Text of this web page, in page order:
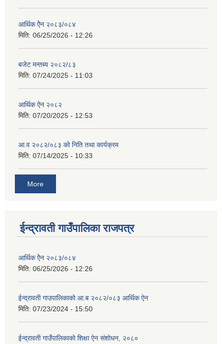
आर्थिक ऐेन २०८३/०८४
मिति: 06/25/2026 - 12:26
बजेट मन्तब्य २०८२/८३
मिति: 07/24/2025 - 11:03
आर्थिक ऐन २०८२
मिति: 07/20/2025 - 12:53
आ.व २०८२/०८३ को निति तथा कार्यक्रम
मिति: 07/14/2025 - 10:33
More
ईन्द्रावती गाउँपालिका राजपत्र
आर्थिक ऐेन २०८३/०८४
मिति: 06/25/2026 - 12:26
ईन्द्रावती गाउपालिकाको आ.ब २०८२/०८३ आर्थिक ऐन
मिति: 07/23/2024 - 15:50
ईन्द्रावती गाउँपालिकाको शिक्षा ऐन संशोधन, २०८०